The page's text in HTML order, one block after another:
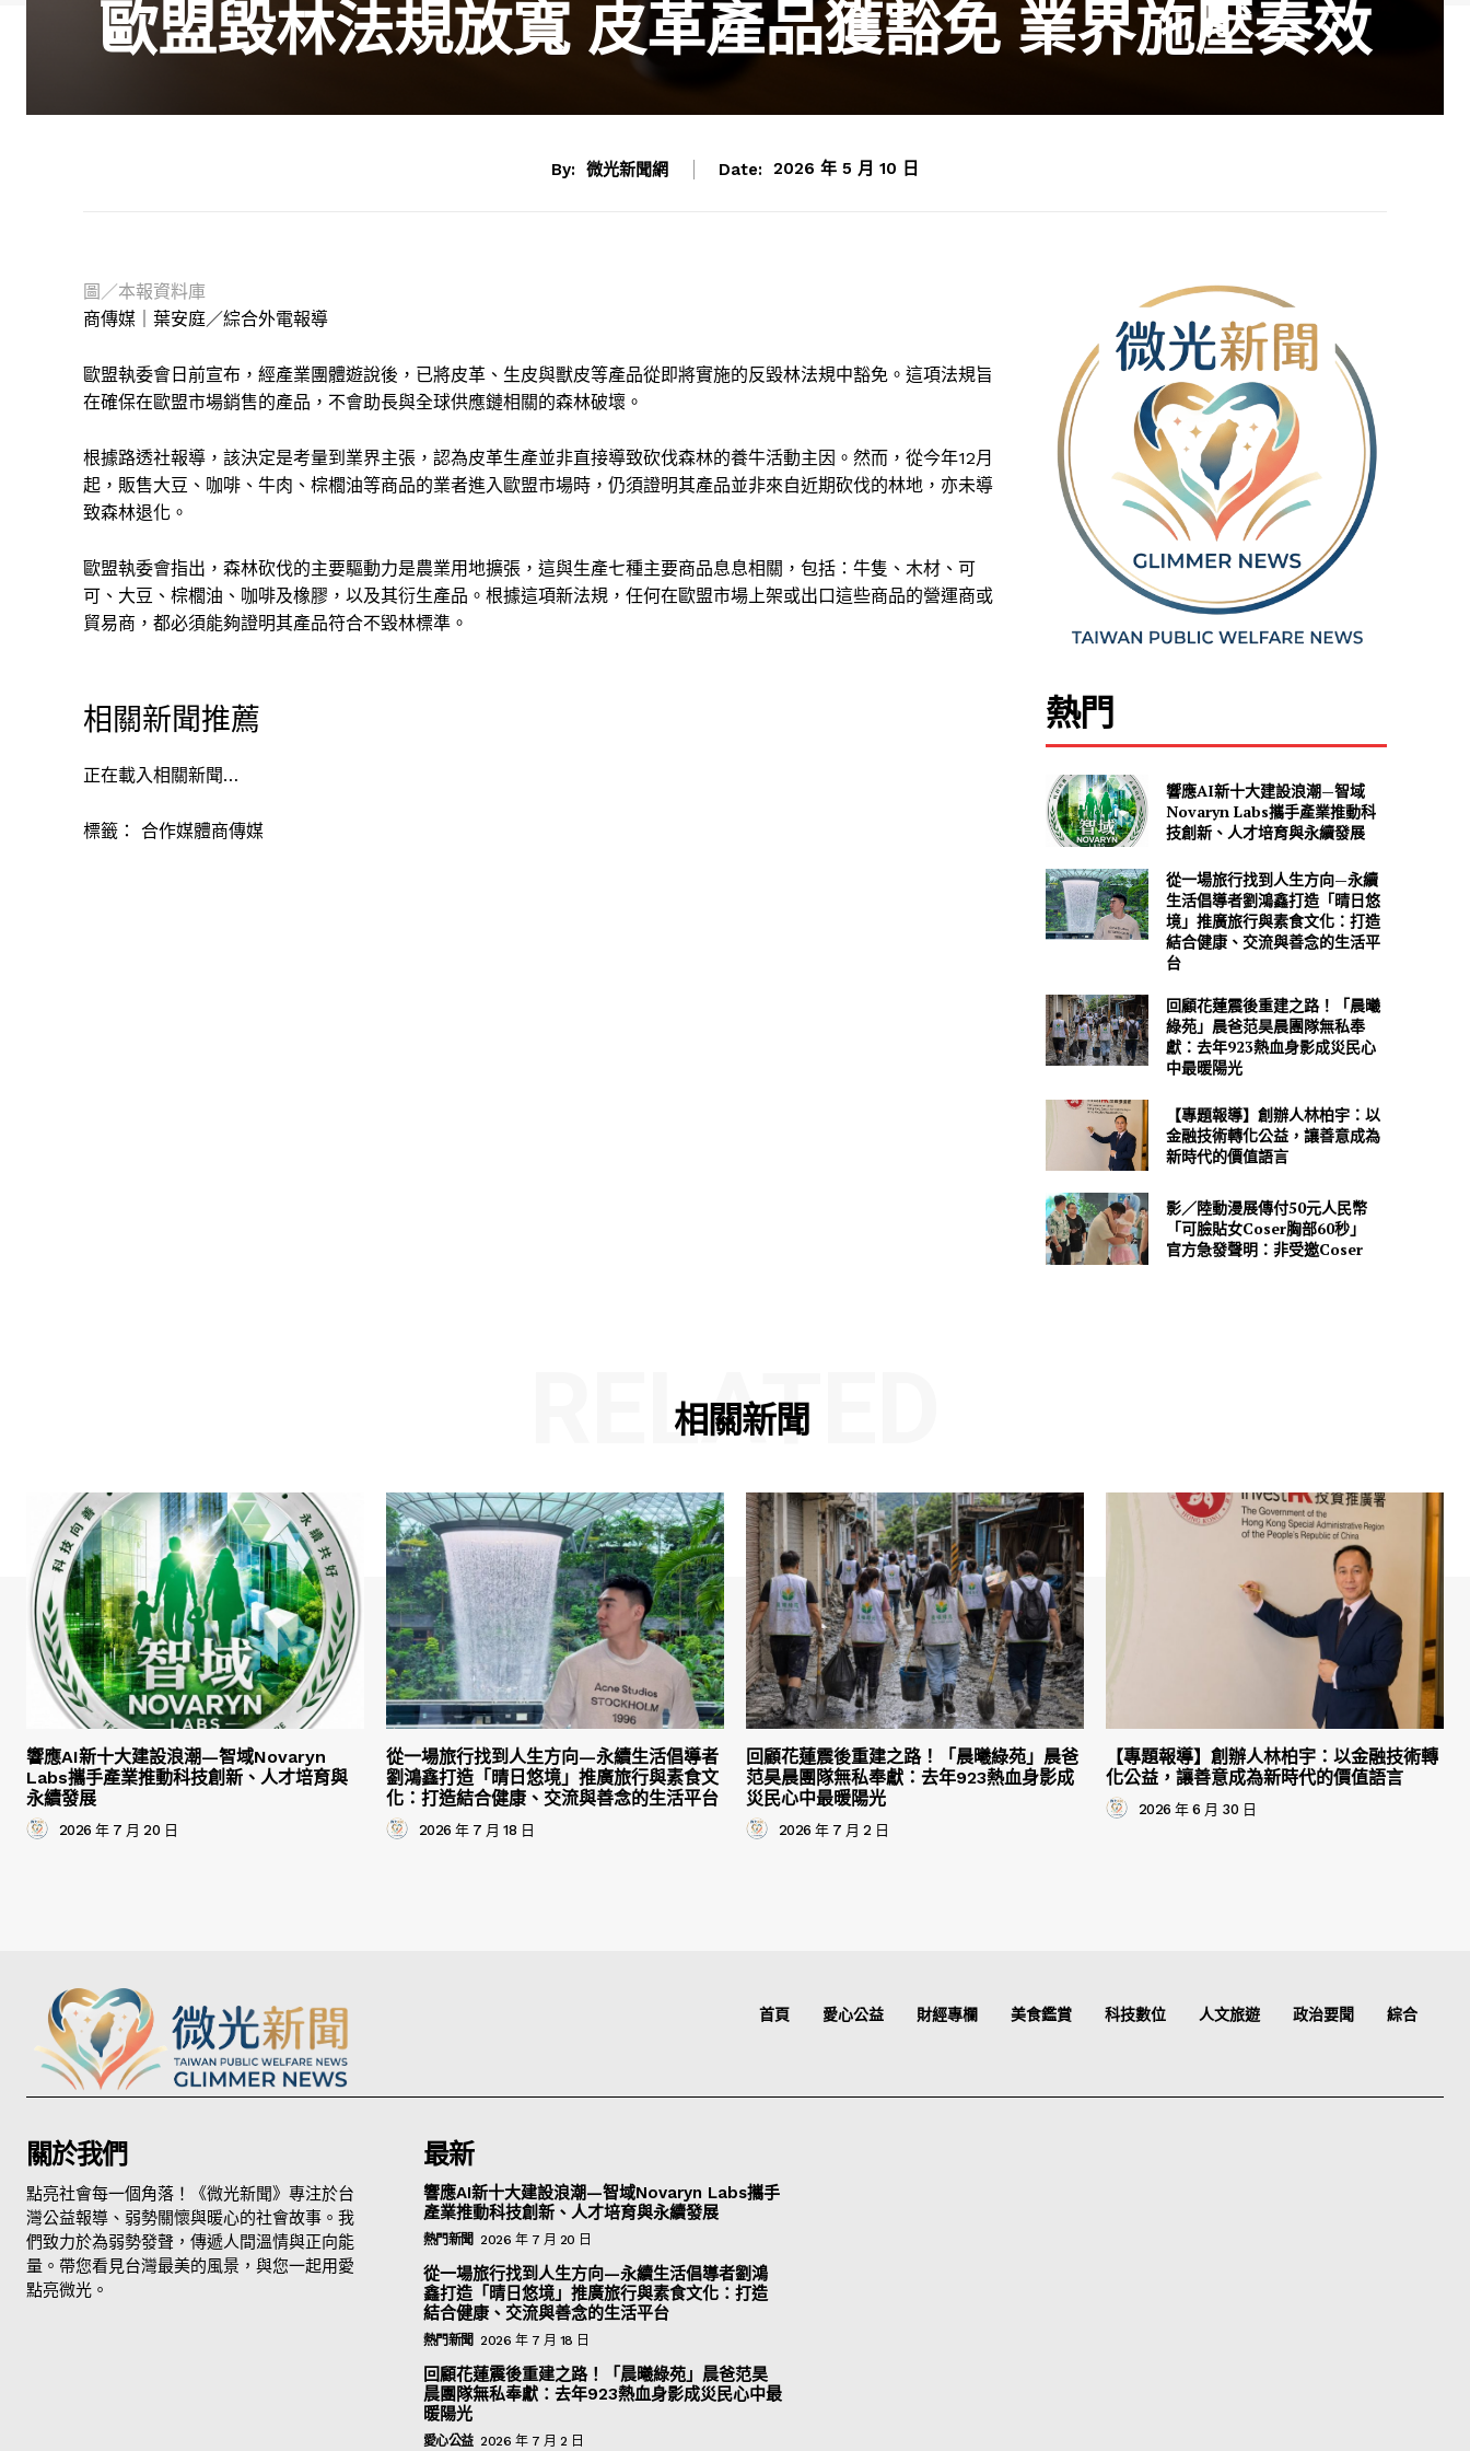
歐盟毀林法規放寬 皮革產品獲豁免 業界施壓奏效
By: 微光新聞網 Date: 2026 年 5 月 10 日
圖／本報資料庫
商傳媒｜葉安庭／綜合外電報導
歐盟執委會日前宣布，經產業團體遊說後，已將皮革、生皮與獸皮等產品從即將實施的反毀林法規中豁免。這項法規旨
在確保在歐盟市場銷售的產品，不會助長與全球供應鏈相關的森林破壞。
根據路透社報導，該決定是考量到業界主張，認為皮革生產並非直接導致砍伐森林的養牛活動主因。然而，從今年12月
起，販售大豆、咖啡、牛肉、棕櫚油等商品的業者進入歐盟市場時，仍須證明其產品並非來自近期砍伐的林地，亦未導
致森林退化。
歐盟執委會指出，森林砍伐的主要驅動力是農業用地擴張，這與生產七種主要商品息息相關，包括：牛隻、木材、可
可、大豆、棕櫚油、咖啡及橡膠，以及其衍生產品。根據這項新法規，任何在歐盟市場上架或出口這些商品的營運商或
貿易商，都必須能夠證明其產品符合不毀林標準。
相關新聞推薦
正在載入相關新聞…
標籤： 合作媒體商傳媒
熱門
響應AI新十大建設浪潮—智域
Novaryn Labs攜手產業推動科
技創新、人才培育與永續發展
從一場旅行找到人生方向—永續
生活倡導者劉鴻鑫打造「晴日悠
境」推廣旅行與素食文化：打造
結合健康、交流與善念的生活平
台
回顧花蓮震後重建之路！「晨曦
綠苑」晨爸范昊晨團隊無私奉
獻：去年923熱血身影成災民心
中最暖陽光
【專題報導】創辦人林柏宇：以
金融技術轉化公益，讓善意成為
新時代的價值語言
影／陸動漫展傳付50元人民幣
「可臉貼女Coser胸部60秒」
官方急發聲明：非受邀Coser
相關新聞
RELATED
響應AI新十大建設浪潮—智域Novaryn
Labs攜手產業推動科技創新、人才培育與
永續發展
2026 年 7 月 20 日
從一場旅行找到人生方向—永續生活倡導者
劉鴻鑫打造「晴日悠境」推廣旅行與素食文
化：打造結合健康、交流與善念的生活平台
2026 年 7 月 18 日
回顧花蓮震後重建之路！「晨曦綠苑」晨爸
范昊晨團隊無私奉獻：去年923熱血身影成
災民心中最暖陽光
2026 年 7 月 2 日
【專題報導】創辦人林柏宇：以金融技術轉
化公益，讓善意成為新時代的價值語言
2026 年 6 月 30 日
首頁 愛心公益 財經專欄 美食鑑賞 科技數位 人文旅遊 政治要聞 綜合
關於我們
點亮社會每一個角落！《微光新聞》專注於台
灣公益報導、弱勢關懷與暖心的社會故事。我
們致力於為弱勢發聲，傳遞人間溫情與正向能
量。帶您看見台灣最美的風景，與您一起用愛
點亮微光。
最新
響應AI新十大建設浪潮—智域Novaryn Labs攜手
產業推動科技創新、人才培育與永續發展
熱門新聞 2026 年 7 月 20 日
從一場旅行找到人生方向—永續生活倡導者劉鴻
鑫打造「晴日悠境」推廣旅行與素食文化：打造
結合健康、交流與善念的生活平台
熱門新聞 2026 年 7 月 18 日
回顧花蓮震後重建之路！「晨曦綠苑」晨爸范昊
晨團隊無私奉獻：去年923熱血身影成災民心中最
暖陽光
愛心公益 2026 年 7 月 2 日